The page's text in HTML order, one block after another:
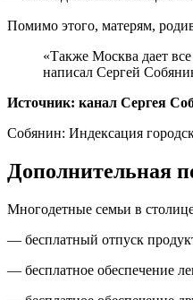
Помимо этого, матерям,
«Также Москва дает
написал Сергей
Источник: канал Сергея
Собянин: Индексация
Дополнительная
Многодетные семьи в
— бесплатный отпуск
— бесплатное обеспечение